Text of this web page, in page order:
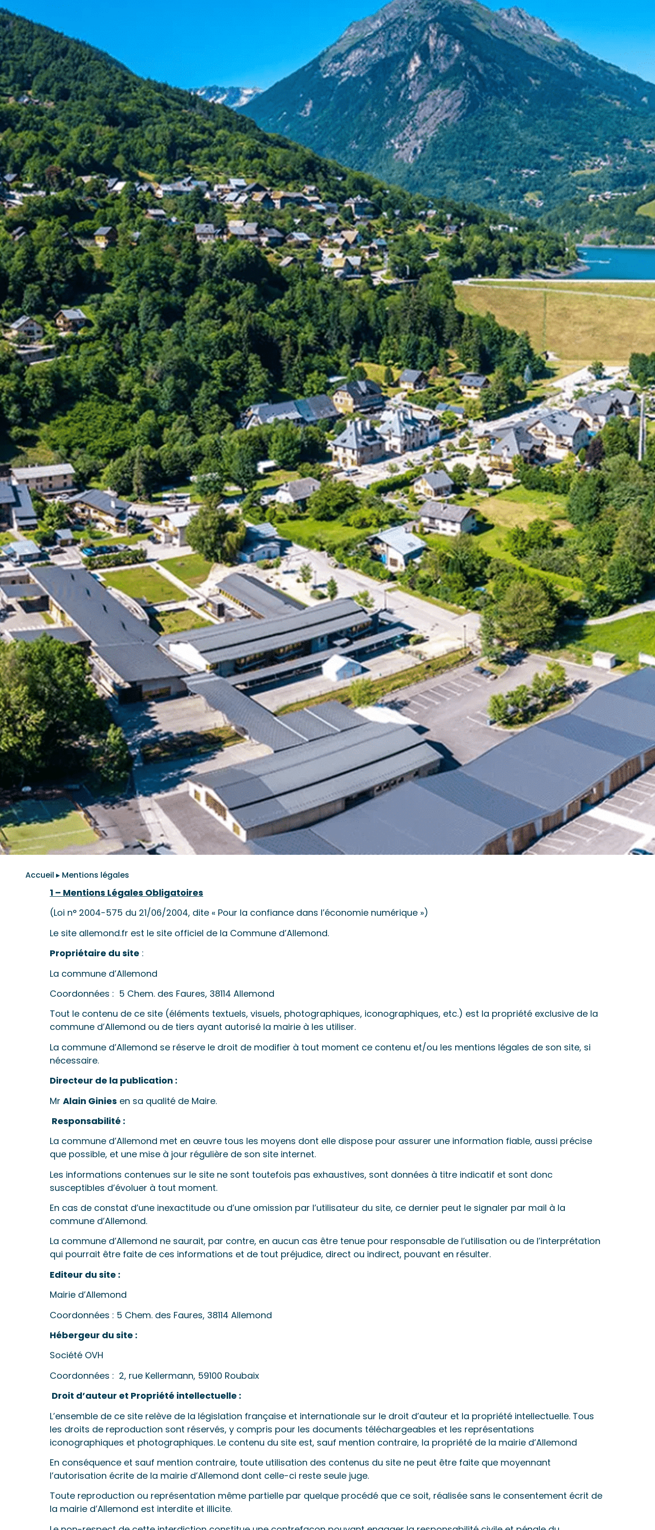
Accueil ▸ Mentions légales
1 – Mentions Légales Obligatoires
(Loi n° 2004-575 du 21/06/2004, dite « Pour la confiance dans l’économie numérique »)
Le site allemond.fr est le site officiel de la Commune d’Allemond.
Propriétaire du site :
La commune d’Allemond
Coordonnées : 5 Chem. des Faures, 38114 Allemond
Tout le contenu de ce site (éléments textuels, visuels, photographiques, iconographiques, etc.) est la propriété exclusive de la
commune d’Allemond ou de tiers ayant autorisé la mairie à les utiliser.
La commune d’Allemond se réserve le droit de modifier à tout moment ce contenu et/ou les mentions légales de son site, si
nécessaire.
Directeur de la publication :
Mr Alain Ginies en sa qualité de Maire.
Responsabilité :
La commune d’Allemond met en œuvre tous les moyens dont elle dispose pour assurer une information fiable, aussi précise
que possible, et une mise à jour régulière de son site internet.
Les informations contenues sur le site ne sont toutefois pas exhaustives, sont données à titre indicatif et sont donc
susceptibles d’évoluer à tout moment.
En cas de constat d’une inexactitude ou d’une omission par l’utilisateur du site, ce dernier peut le signaler par mail à la
commune d’Allemond.
La commune d’Allemond ne saurait, par contre, en aucun cas être tenue pour responsable de l’utilisation ou de l’interprétation
qui pourrait être faite de ces informations et de tout préjudice, direct ou indirect, pouvant en résulter.
Editeur du site :
Mairie d’Allemond
Coordonnées : 5 Chem. des Faures, 38114 Allemond
Hébergeur du site :
Société OVH
Coordonnées : 2, rue Kellermann, 59100 Roubaix
Droit d’auteur et Propriété intellectuelle :
L’ensemble de ce site relève de la législation française et internationale sur le droit d’auteur et la propriété intellectuelle. Tous
les droits de reproduction sont réservés, y compris pour les documents téléchargeables et les représentations
iconographiques et photographiques. Le contenu du site est, sauf mention contraire, la propriété de la mairie d’Allemond
En conséquence et sauf mention contraire, toute utilisation des contenus du site ne peut être faite que moyennant
l’autorisation écrite de la mairie d’Allemond dont celle-ci reste seule juge.
Toute reproduction ou représentation même partielle par quelque procédé que ce soit, réalisée sans le consentement écrit de
la mairie d’Allemond est interdite et illicite.